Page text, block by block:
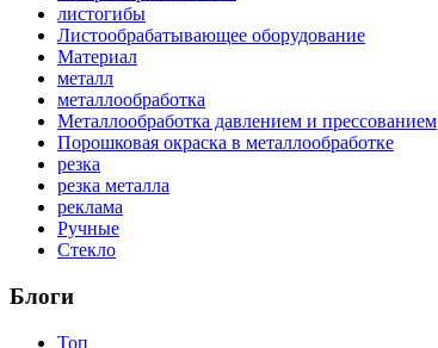
листогибы
Листообрабатывающее оборудование
Материал
металл
металлообработка
Металлообработка давлением и прессованием
Порошковая окраска в металлообработке
резка
резка металла
реклама
Ручные
Стекло
Блоги
Топ